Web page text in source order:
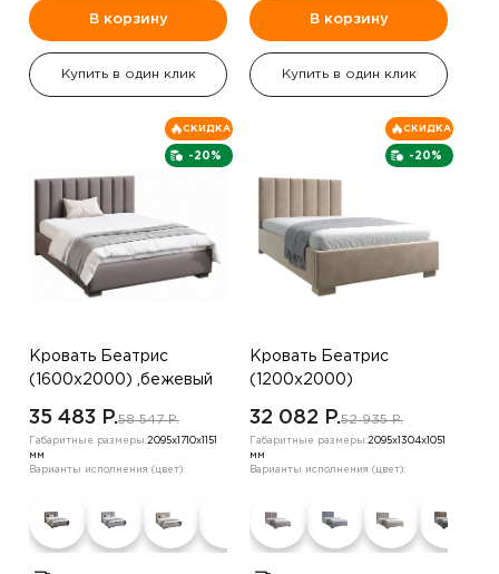
В корзину
Купить в один клик
В корзину
Купить в один клик
-20%
СКИДКА
Кровать Беатрис
(1600х2000) ,бежевый
35 483 P.58 547 P.
Габаритные размеры:2095х1710х1151
мм
Варианты исполнения (цвет):
-20%
СКИДКА
Кровать Беатрис
(1200х2000)
32 082 P.52 935 P.
Габаритные размеры:2095х1304х1051
мм
Варианты исполнения (цвет):